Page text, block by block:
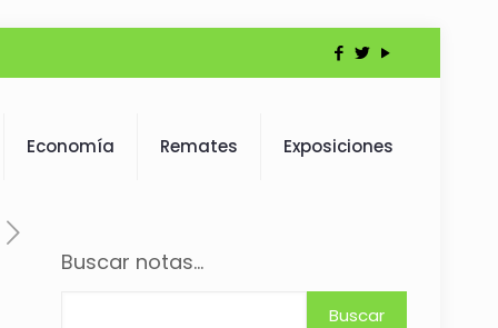
Economía Remates Exposiciones
Buscar notas...
Buscar